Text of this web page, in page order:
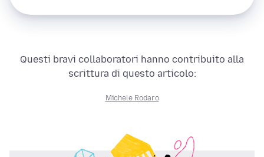
Questi bravi collaboratori hanno contribuito alla
scrittura di questo articolo:
Michele Rodaro